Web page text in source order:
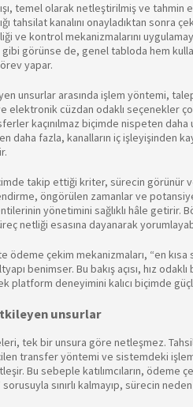
temel olarak netleştirilmiş ve tahmin
tahsilat kanalını onayladıktan sonra
ve kontrol mekanizmalarını
gibi görünse de, genel tabloda hem
yapar.
unsurlar arasında işlem yöntemi,
elektronik cüzdan odaklı seçenekler
kaçınılmaz biçimde nispeten daha
daha fazla, kanalların iç işleyişinden
takip ettiği kriter, sürecin görünür
öngörülen zamanlar ve
yönetimini sağlıklı hâle getirir.
netliği esasına dayanarak
çekim mekanizmaları, “en
benimser. Bu bakış açısı, hız
platform deneyimini kalıcı biçimde
unsurlar
tek bir unsura göre netleşmez.
transfer yöntemi ve sistemdeki
Bu sebeple katılımcıların, ödeme
sınırlı kalmayıp, sürecin